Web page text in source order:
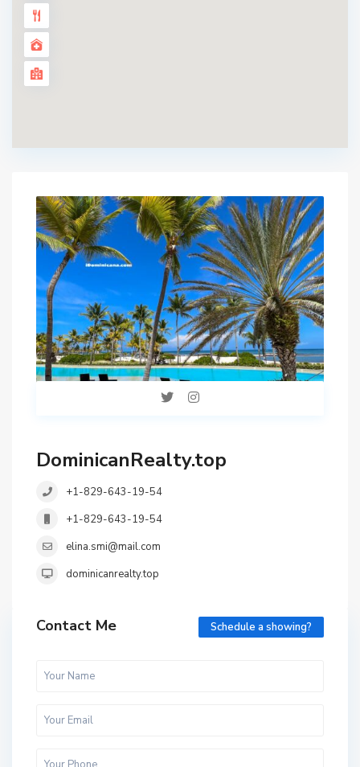
DominicanRealty.top
+1-829-643-19-54
+1-829-643-19-54
elina.smi@mail.com
dominicanrealty.top
Contact Me Schedule a showing?